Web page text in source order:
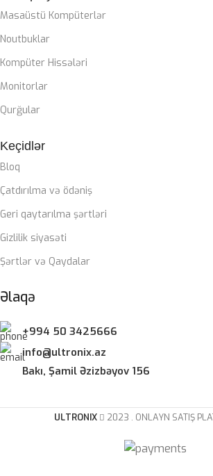
Masaüstü Kompüterlər
Noutbuklar
Kompüter Hissələri
Monitorlar
Qurğular
Keçidlər
Bloq
Çatdırılma və ödəniş
Geri qaytarılma şərtləri
Gizlilik siyasəti
Şərtlər və Qaydalar
Əlaqə
+994 50 3425666
info@ultronix.az
Bakı, Şamil Əzizbəyov 156
ULTRONIX 2023 . ONLAYN SATIŞ